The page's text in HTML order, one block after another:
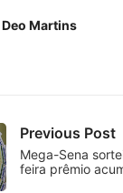
Deo Martins
Previous Post
Mega-Sena
feira prêmio